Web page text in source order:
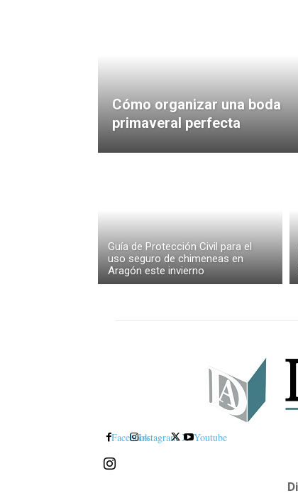
Cómo organizar una boda
primaveral perfecta
Guía de Protección Civil para el
uso seguro de chimeneas en
Aragón este invierno
FacebookInstagram X Youtube